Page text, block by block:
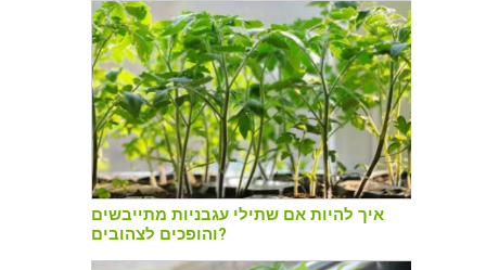
איך להיות אם שתילי עגבניות מתייבשים
והופכים לצהובים?